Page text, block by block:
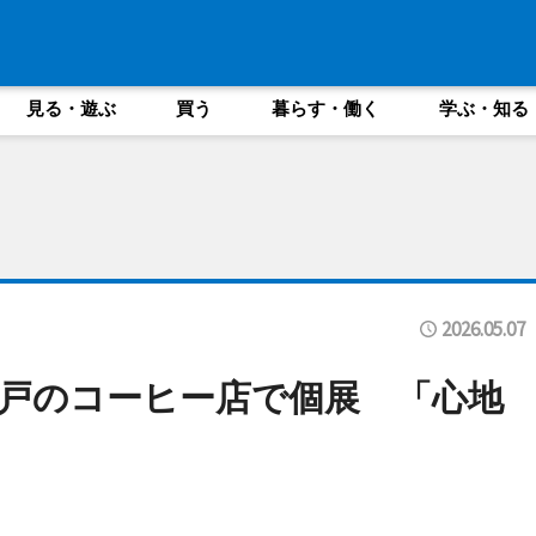
見る・遊ぶ 買う 暮らす・働く 学ぶ・知る
2026.05.07
のコーヒー店で個展 「心地